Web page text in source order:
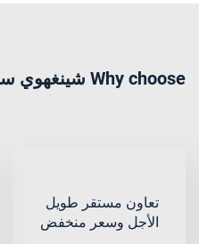
Why choose شينغهوي سعر أنبوب السفينة?
تعاون مستقر طويل
الأجل وسعر منخفض